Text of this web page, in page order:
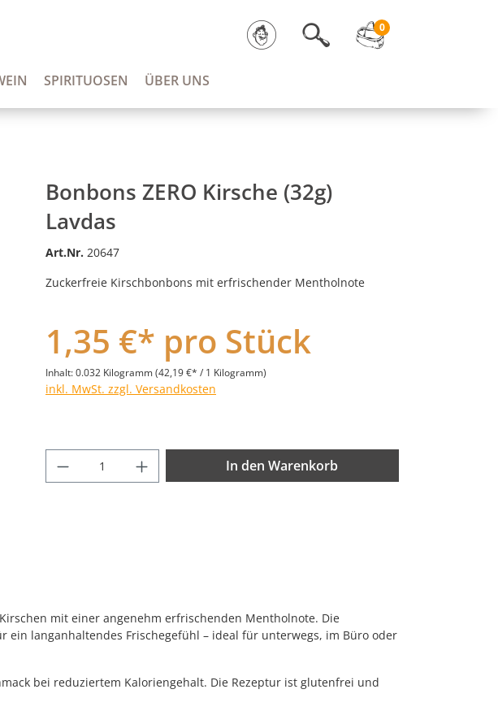
0
SPIRITUOSEN ÜBER UNS
Bonbons ZERO Kirsche (32g)
Lavdas
Art.Nr. 20647
Zuckerfreie Kirschbonbons mit erfrischender Mentholnote
1,35 €* pro Stück
Inhalt:0.032 Kilogramm(42,19 €* / 1 Kilogramm)
inkl. MwSt. zzgl. Versandkosten
Produkt Anzahl: Gib den gewünschten Wert ein
In den Warenkorb
mit einer angenehm erfrischenden Mentholnote. Die
langanhaltendes Frischegefühl – ideal für unterwegs, im Büro oder
bei reduziertem Kaloriengehalt. Die Rezeptur ist glutenfrei und